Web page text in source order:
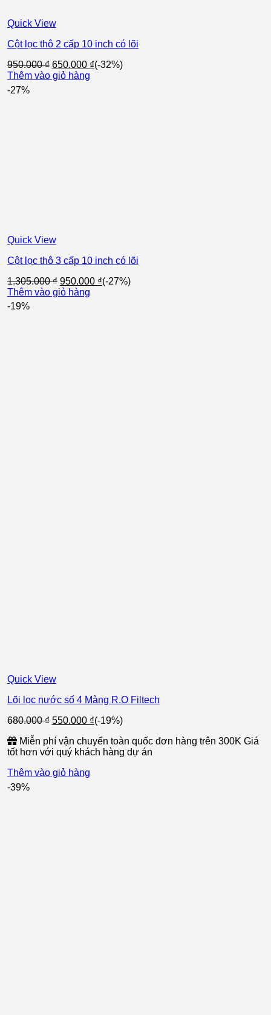
Quick View
Cột lọc thô 2 cấp 10 inch có lõi
950.000₫ Giá
gốc
650.000 ₫Giá
(-32%)
Thêm vào giỏ hàng
-27%
Quick View
Cột lọc thô 3 cấp 10 inch có lõi
1.305.000₫ Giá
gốc
950.000 ₫Giá
(-27%)
Thêm vào giỏ hàng
-19%
Quick View
Lõi lọc nước số 4 Màng R.O Filtech
680.000₫ Giá
là:
680.000 ₫.
550.000 ₫Giá
tại
là:
(-19%)
Miễn phí vận chuyển toàn quốc đơn hàng trên 300K Giá
tốt hơn với quý khách hàng dự án
Thêm vào giỏ hàng
-39%